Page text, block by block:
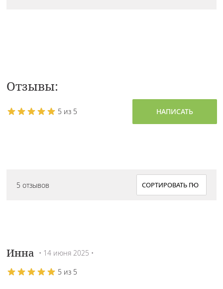
Отзывы:
5 из 5 НАПИСАТЬ
5 отзывов
Инна • 14 июня 2025 •
5 из 5